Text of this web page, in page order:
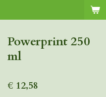
Powerprint 250
ml
€ 12,58